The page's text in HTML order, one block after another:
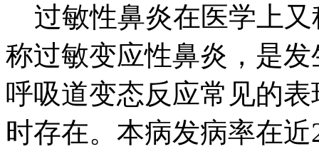
过敏性鼻炎在医学上又
称过敏变应性鼻炎，是
呼吸道变态反应常见的
时存在。本病发病率在